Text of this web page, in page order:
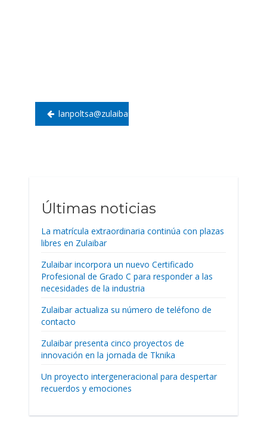
lanpoltsa@zulaibar.org
Últimas noticias
La matrícula extraordinaria continúa con plazas
libres en Zulaibar
Zulaibar incorpora un nuevo Certificado
Profesional de Grado C para responder a las
necesidades de la industria
Zulaibar actualiza su número de teléfono de
contacto
Zulaibar presenta cinco proyectos de
innovación en la jornada de Tknika
Un proyecto intergeneracional para despertar
recuerdos y emociones